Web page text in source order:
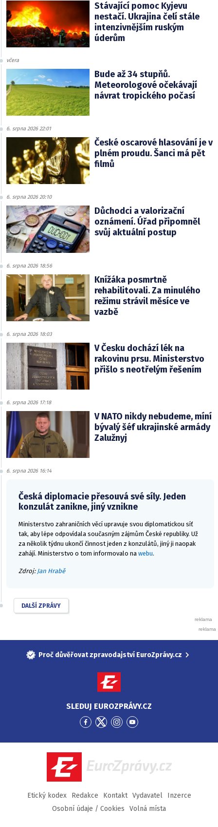
Stávající pomoc Kyjevu
nestačí. Ukrajina čelí stále
intenzivnějším ruským
úderům
včera
Bude až 34 stupňů.
Meteorologové očekávají
návrat tropického počasí
6. srpna 2026 22:01
České oscarové hlasování je v
plném proudu. Šanci má pět
filmů
6. srpna 2026 20:10
Důchodci a valorizační
oznámení. Úřad připomněl
svůj aktuální postup
6. srpna 2026 18:56
Knížáka posmrtně
rehabilitovali. Za minulého
režimu strávil měsíce ve
vazbě
6. srpna 2026 18:03
V Česku dochází lék na
rakovinu prsu. Ministerstvo
přišlo s neotřelým řešením
6. srpna 2026 17:18
V NATO nikdy nebudeme, míní
bývalý šéf ukrajinské armády
Zalužnyj
6. srpna 2026 16:14
Česká diplomacie přesouvá své síly. Jeden
konzulát zanikne, jiný vznikne
Ministerstvo zahraničních věcí upravuje svou diplomatickou síť
tak, aby lépe odpovídala současným zájmům České republiky. Už
za několik týdnu ukončí činnost jeden z konzulátů, jiný ji naopak
zahájí. Ministerstvo o tom informovalo na webu.
Zdroj: Jan Hrabě
DALŠÍ ZPRÁVY
Proč důvěřovat zpravodajství EuroZprávy.cz
SLEDUJ EUROZPRÁVY.CZ
Přejít
Facebook
Přejít
Twitter
Přejít
Instagram
Přejít
YouTube
EuroZprávy.cz
Etický kodex Redakce Kontakt Vydavatel
Inzerce
Osobní údaje / Cookies
Volná místa